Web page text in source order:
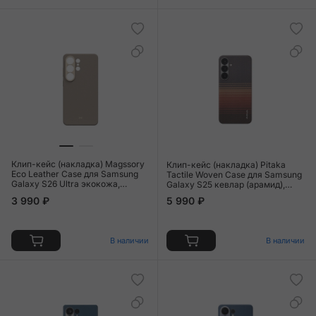
Клип-кейс (накладка) Magssory
Eco Leather Case для Samsung
Galaxy S26 Ultra экокожа,
3 990 ₽
В наличии
Клип-кейс (накладка) Pitaka
Tactile Woven Case для Samsung
Galaxy S25 кевлар (арамид),
5 990 ₽
В наличии